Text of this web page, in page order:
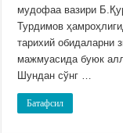
мудофаа вазири
Турдимов
тарихий
мажмуасида буюк
Шундан сўнг …
Батафсил